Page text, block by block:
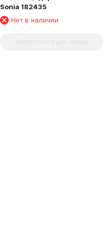
Sonia 182435
Нет в наличии